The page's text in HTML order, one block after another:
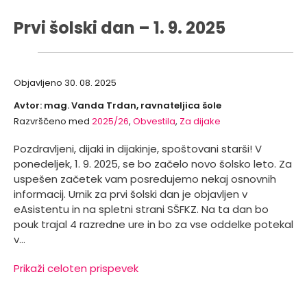
Prvi šolski dan – 1. 9. 2025
Objavljeno 30. 08. 2025
Avtor: mag. Vanda Trdan, ravnateljica šole
Razvrščeno med 2025/26, Obvestila, Za dijake
Pozdravljeni, dijaki in dijakinje, spoštovani starši! V
ponedeljek, 1. 9. 2025, se bo začelo novo šolsko leto. Za
uspešen začetek vam posredujemo nekaj osnovnih
informacij. Urnik za prvi šolski dan je objavljen v
eAsistentu in na spletni strani SŠFKZ. Na ta dan bo
pouk trajal 4 razredne ure in bo za vse oddelke potekal
v…
Prikaži celoten prispevek